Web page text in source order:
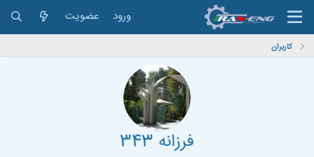
ورود عضویت
کاربران
فرزانه 343